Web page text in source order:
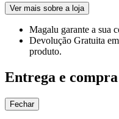
Ver mais sobre a loja
Magalu garante a sua
Devolução Gratuita
produto.
Entrega e
Fechar